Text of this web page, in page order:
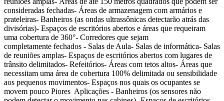
consideradas fechadas- Áreas de armazenagem com armários e
prateleiras- Banheiros (as ondas ultrassônicas detectarão atrás das
divisórias)- Espaços de escritórios abertos e áreas que requeiram
uma cobertura de 360°- Corredores que sejam
completamente fechados - Salas de Aula- Salas de informática- Salas
de reuniões amplas- Espaços de escritórios abertos com lugares de
trânsito delimitados- Refeitórios- Áreas com tetos altos- Áreas que
necessitam uma área de cobertura 100% delimitada ou sensibilidade
aos pequenos movimentos- Espaços nos quais os ocupantes se
movem pouco Piores Aplicações - Banheiros (os sensores não